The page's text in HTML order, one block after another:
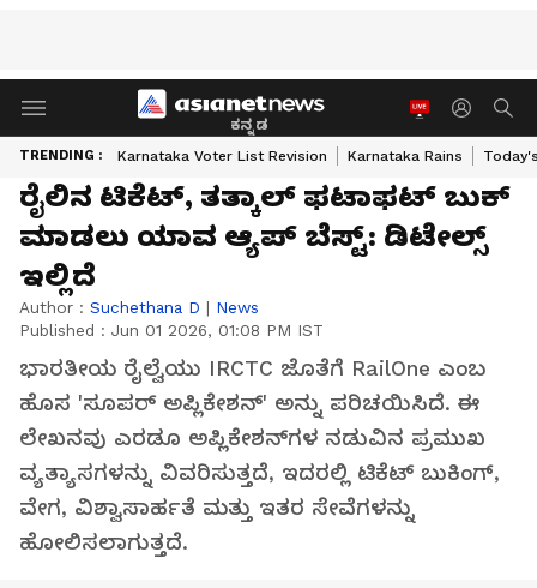
ಕನ್ನಡ
TRENDING : Karnataka Voter List Revision Karnataka Rains
ರೈಲಿನ ಟಿಕೆಟ್, ತತ್ಕಾಲ್​​ ಫಟಾಫಟ್​ ಬುಕ್​
ಮಾಡಲು ಯಾವ ಆ್ಯಪ್​ ಬೆಸ್ಟ್​: ಡಿಟೇಲ್ಸ್​
ಇಲ್ಲಿದೆ
Author : Suchethana D | News
Published : Jun 01 2026, 01:08 PM IST
ಭಾರತೀಯ ರೈಲ್ವೆಯು IRCTC ಜೊತೆಗೆ RailOne ಎಂಬ
ಹೊಸ 'ಸೂಪರ್ ಅಪ್ಲಿಕೇಶನ್' ಅನ್ನು ಪರಿಚಯಿಸಿದೆ. ಈ
ಲೇಖನವು ಎರಡೂ ಅಪ್ಲಿಕೇಶನ್‌ಗಳ ನಡುವಿನ ಪ್ರಮುಖ
ವ್ಯತ್ಯಾಸಗಳನ್ನು ವಿವರಿಸುತ್ತದೆ, ಇದರಲ್ಲಿ ಟಿಕೆಟ್ ಬುಕಿಂಗ್,
ವೇಗ, ವಿಶ್ವಾಸಾರ್ಹತೆ ಮತ್ತು ಇತರ ಸೇವೆಗಳನ್ನು
ಹೋಲಿಸಲಾಗುತ್ತದೆ.